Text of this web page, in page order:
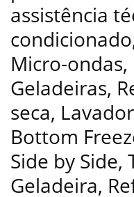
assistência
Micro-ondas,
Geladeiras,
seca,
Bottom
Side by Side,
Geladeira,